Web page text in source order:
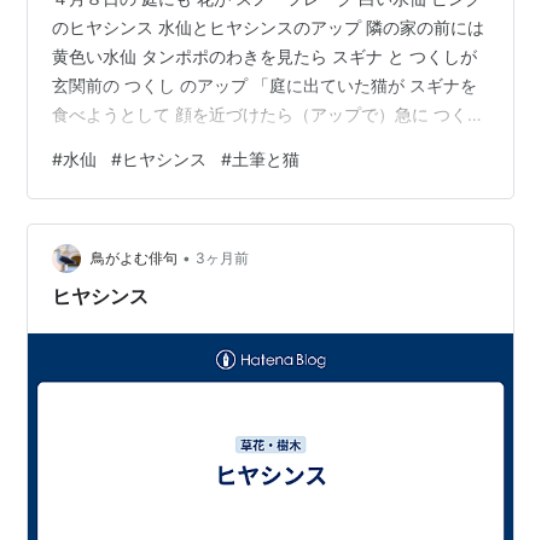
のヒヤシンス 水仙とヒヤシンスのアップ 隣の家の前には
黄色い水仙 タンポポのわきを見たら スギナ と つくしが
玄関前の つくし のアップ 「庭に出ていた猫が スギナを
食べようとして 顔を近づけたら（アップで）急に つくし
Firefly で動画生成したら 「つくし」ではなく 「タケノ
コ」が生えてきました。 最初のフレームから始まり 顔を
出していた 茶色いものを 食べよとしたら タケノコが出
ていて おどろろき 作られた 動画は８秒
www.youtube.com
#水仙 #ヒヤシンス #土筆と猫
鳥がよむ俳句 • 3ヶ月前
ヒヤシンス